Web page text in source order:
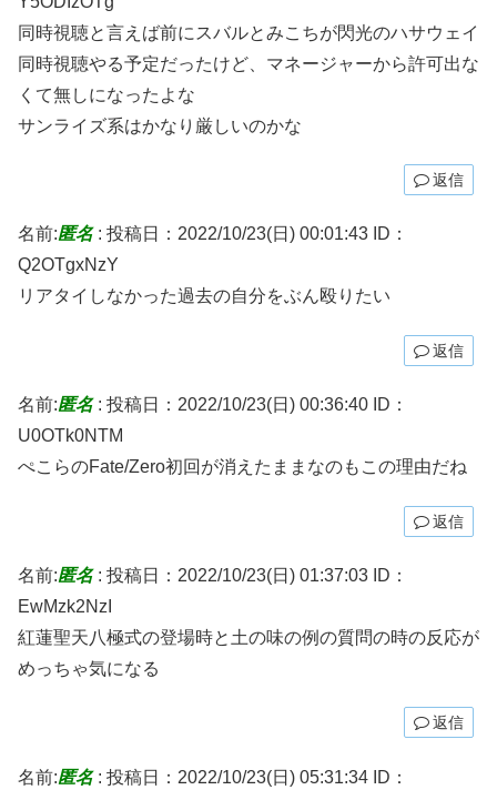
同時視聴と言えば前にスバルとみこちが閃光のハサウェイ
同時視聴やる予定だったけど、マネージャーから許可出な
くて無しになったよな
サンライズ系はかなり厳しいのかな
返信
名前:匿名: 投稿日：2022/10/23(日) 00:01:43 ID：
Q2OTgxNzY
リアタイしなかった過去の自分をぶん殴りたい
返信
名前:匿名: 投稿日：2022/10/23(日) 00:36:40 ID：
U0OTk0NTM
ぺこらのFate/Zero初回が消えたままなのもこの理由だね
返信
名前:匿名: 投稿日：2022/10/23(日) 01:37:03 ID：
EwMzk2NzI
紅蓮聖天八極式の登場時と土の味の例の質問の時の反応が
めっちゃ気になる
返信
名前:匿名: 投稿日：2022/10/23(日) 05:31:34 ID：